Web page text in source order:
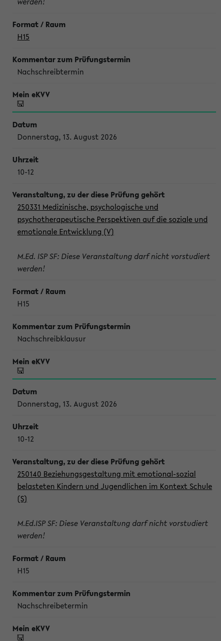
H15
Nachschreibtermin
Donnerstag, 13. August 2026
10-12
250331 Medizinische, psychologische und
psychotherapeutische Perspektiven auf die soziale und
emotionale Entwicklung (V)
M.Ed. ISP SF: Diese Veranstaltung darf nicht vorstudiert
werden!
H15
Nachschreibklausur
Donnerstag, 13. August 2026
10-12
250140 Beziehungsgestaltung mit emotional-sozial
belasteten Kindern und Jugendlichen im Kontext Schule
(S)
M.Ed.ISP SF: Diese Veranstaltung darf nicht vorstudiert
werden!
H15
Nachschreibetermin